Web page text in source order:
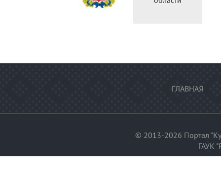
федерации
ГЛАВНАЯ
© 2013-2026 Портал
ГАУК